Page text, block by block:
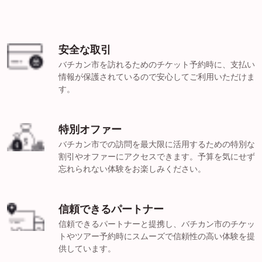
安全な取引
バチカン市を訪れるためのチケット予約時に、支払い
情報が保護されているので安心してご利用いただけま
す。
特別オファー
バチカン市での訪問を最大限に活用するための特別な
割引やオファーにアクセスできます。予算を気にせず
忘れられない体験をお楽しみください。
信頼できるパートナー
信頼できるパートナーと提携し、バチカン市のチケッ
トやツアー予約時にスムーズで信頼性の高い体験を提
供しています。